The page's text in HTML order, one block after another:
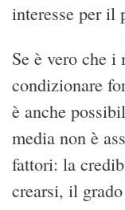
interesse per il
Se è vero che i
condizionare
è anche
media non è
fattori: la
crearsi, il